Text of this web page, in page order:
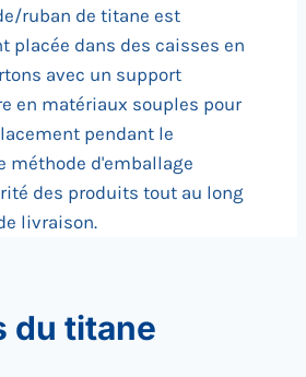
ruban de titane est
placée dans des caisses en
avec un support
en matériaux souples pour
pendant le
méthode d'emballage
des produits tout au long
livraison.
du titane